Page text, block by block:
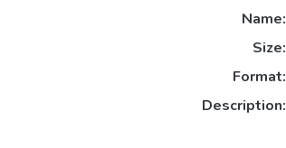
Name:
Size:
Format:
Description: